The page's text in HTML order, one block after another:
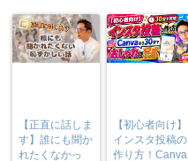
【正直に話しま
す】誰にも聞か
れたくなかっ
【初心者向け】
インスタ投稿の
作り方！Canva